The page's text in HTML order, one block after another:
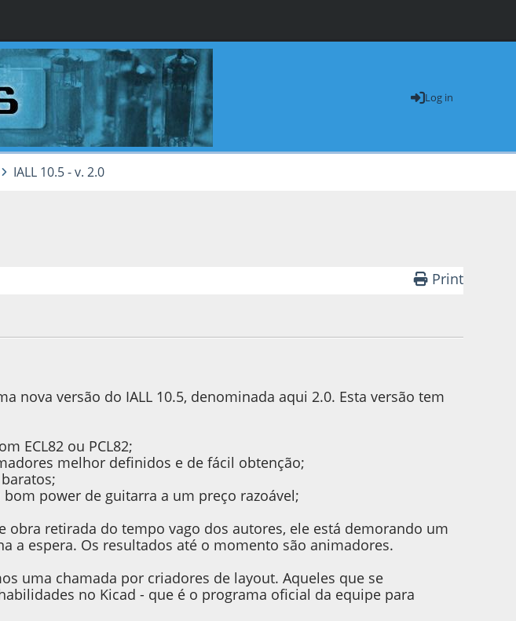
Log in
IALL 10.5 - v. 2.0
Print
nova versão do IALL 10.5, denominada aqui 2.0. Esta versão tem
ECL82 ou PCL82;
melhor definidos e de fácil obtenção;
power de guitarra a um preço razoável;
retirada do tempo vago dos autores, ele está demorando um
a espera. Os resultados até o momento são animadores.
uma chamada por criadores de layout. Aqueles que se
no Kicad - que é o programa oficial da equipe para